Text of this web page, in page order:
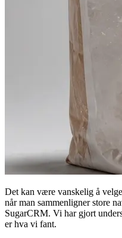
Det kan være vanskelig å
når man sammenligner store
SugarCRM. Vi har gjort
er hva vi fant.